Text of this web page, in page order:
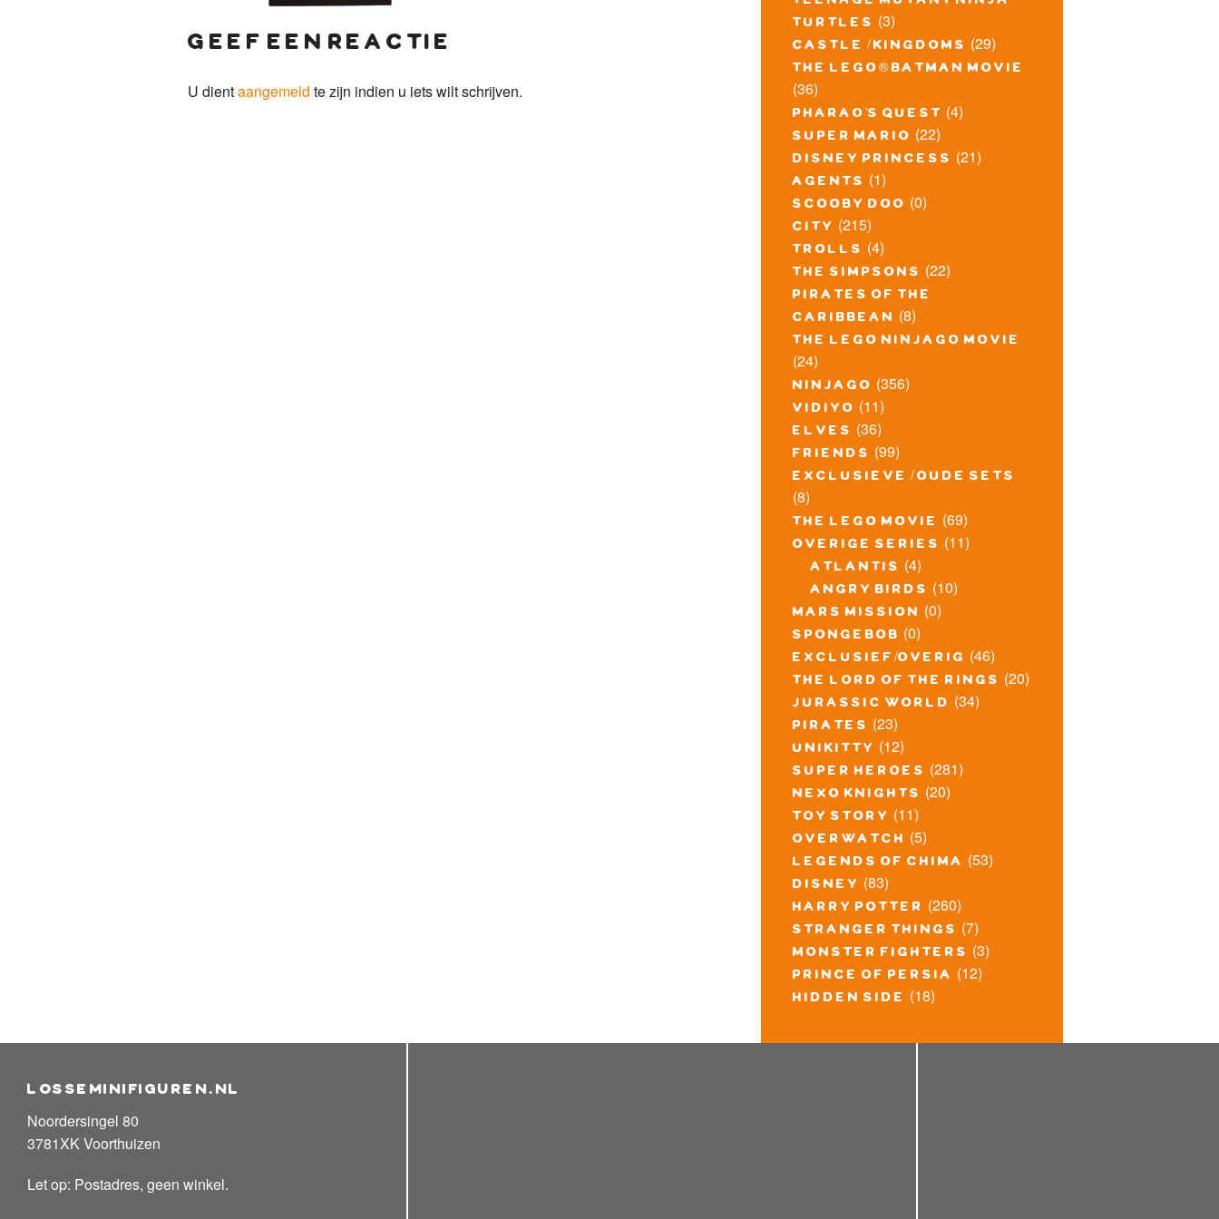
geef een reactie
U dientaangemeld te zijn indien u iets wilt schrijven.
turtles (3)
castle / kingdoms (29)
the lego® batman movie
(36)
pharao's quest (4)
super mario (22)
disney princess (21)
agents (1)
scooby doo (0)
city (215)
trolls (4)
the simpsons (22)
pirates of the
caribbean (8)
the lego ninjago movie
(24)
ninjago (356)
vidiyo (11)
elves (36)
friends (99)
exclusieve / oude sets
(8)
the lego movie (69)
overige series (11)
atlantis (4)
angry birds (10)
mars mission (0)
spongebob (0)
exclusief/overig (46)
the lord of the rings (20)
jurassic world (34)
pirates (23)
unikitty (12)
super heroes (281)
nexo knights (20)
toy story (11)
overwatch (5)
legends of chima (53)
disney (83)
harry potter (260)
stranger things (7)
monster fighters (3)
prince of persia (12)
hidden side (18)
losseminifiguren.nl
Noordersingel 80
3781XK Voorthuizen
Let op: Postadres, geen winkel.